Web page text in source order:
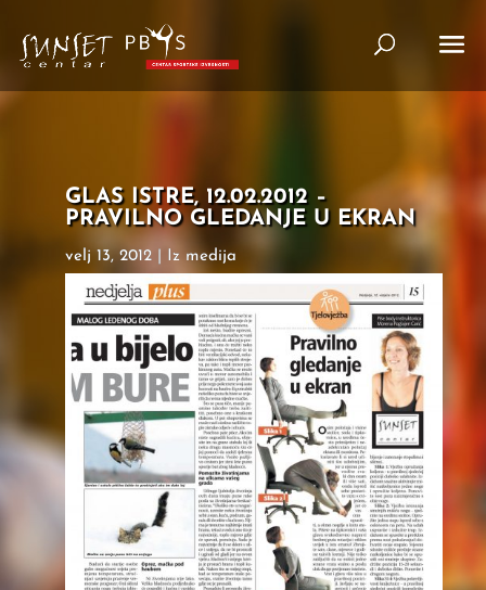
GLAS ISTRE, 12.02.2012 –
PRAVILNO GLEDANJE U EKRAN
velj 13, 2012 Iz medija